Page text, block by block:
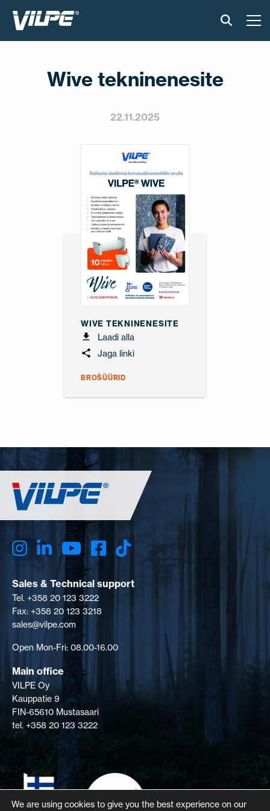
VILPE SENSE
PAIGALDUS JA MATERJALID
VÕTA MEIEGA ÜHENDUST
PL SV SV-FI LT LV
Wive tekninenesite
22.11.2025
WIVE TEKNINENESITE
Laadi alla
Jaga linki
BROŠÜÜRID
Sales & Technical support
Tel. +358 20 123 3222
Fax: +358 20 123 3218
sales@vilpe.com
Open Mon-Fri: 08.00-16.00
Main office
VILPE Oy
Kauppatie 9
FIN-65610 Mustasaari
tel. +358 20 123 3222
We are using cookies to give you the best experience on our